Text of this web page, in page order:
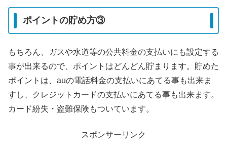
ポイントの貯め方③
もちろん、ガスや水道等の公共料金の支払いにも設定する
事が出来るので、ポイントはどんどん貯まります。貯めた
ポイントは、auの電話料金の支払いにあてる事も出来ま
すし、クレジットカードの支払いにあてる事も出来ます。
カード紛失・盗難保険もついています。
スポンサーリンク